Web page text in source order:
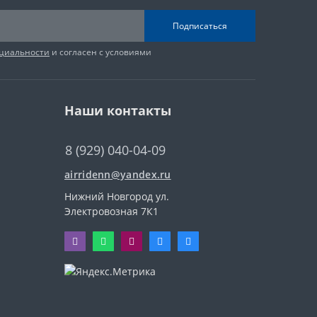
Подписаться
и согласен с условиями
Наши контакты
8 (929) 040-04-09
airridenn@yandex.ru
Нижний Новгород ул.
Электровозная 7К1